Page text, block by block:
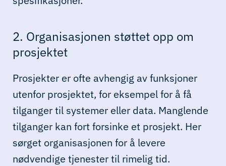
2. Organisasjonen støttet opp om
prosjektet
Prosjekter er ofte avhengig av funksjoner
utenfor prosjektet, for eksempel for å få
tilganger til systemer eller data. Manglende
tilganger kan fort forsinke et prosjekt. Her
sørget organisasjonen for å levere
nødvendige tjenester til rimelig tid.